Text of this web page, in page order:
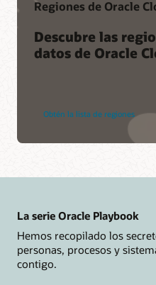
Regiones de Oracle
Descubre las
datos de Oracle
Obtén la lista de regiones
La serie Oracle Playbook
Hemos recopilado los
personas, procesos y
contigo.